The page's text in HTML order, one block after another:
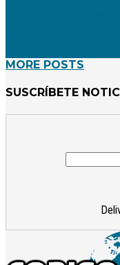
MORE POSTS
SUSCRÍBETE